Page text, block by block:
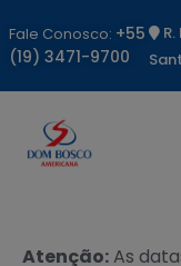
Fale Conosco: +55
(19) 3471-9700
R.
Atenção:As